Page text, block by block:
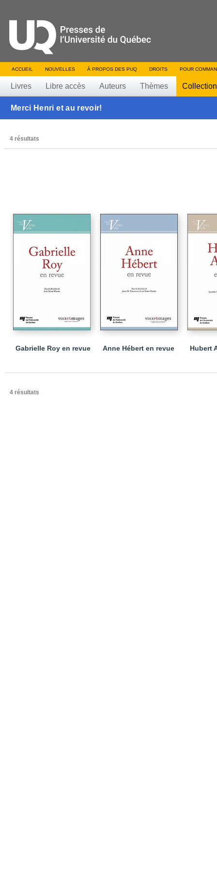
ACCUEIL NOUVELLES À PROPOS DES PUQ DROITS POUR
Livres Libre accès Auteurs Thèmes
Merci Henri et au revoir!
4 résultats
Gabrielle Roy en revue Anne Hébert en revue Hubert
4 résultats